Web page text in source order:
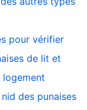
pour vérifier
de lit et
des punaises